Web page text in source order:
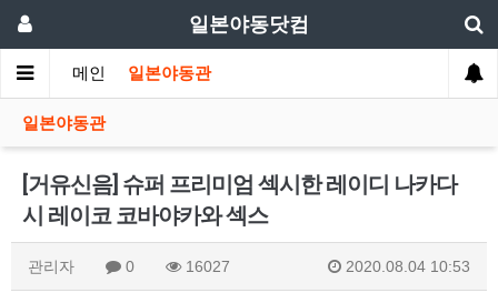
일본야동닷컴
메인 일본야동관
일본야동관
[거유신음] 슈퍼 프리미엄 섹시한 레이디 나카다
시 레이코 코바야카와 섹스
관리자 0 16027 2020.08.04 10:53